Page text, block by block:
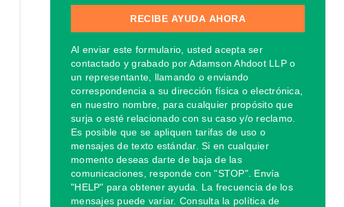
Al enviar este formulario, usted acepta ser
contactado y grabado por Adamson Ahdoot LLP o
un representante, llamando o enviando
correspondencia a su dirección física o electrónica,
en nuestro nombre, para cualquier propósito que
surja o esté relacionado con su caso y/o reclamo.
Es posible que se apliquen tarifas de uso o
mensajes de texto estándar. Si en cualquier
momento deseas darte de baja de las
comunicaciones, responde con "STOP". Envía
"HELP" para obtener ayuda. La frecuencia de los
mensajes puede variar. Consulta la política de